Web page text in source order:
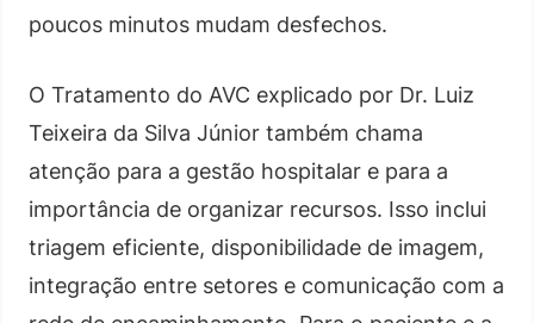
poucos minutos mudam desfechos.
O Tratamento do AVC explicado por Dr. Luiz
Teixeira da Silva Júnior também chama
atenção para a gestão hospitalar e para a
importância de organizar recursos. Isso inclui
triagem eficiente, disponibilidade de imagem,
integração entre setores e comunicação com a